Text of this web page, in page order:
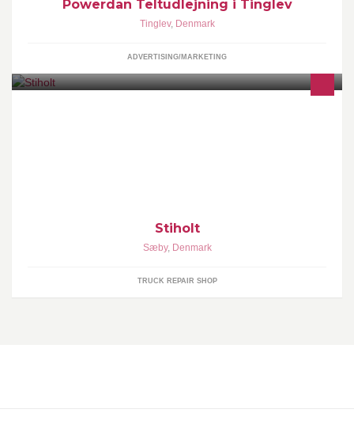
Powerdan Teltudlejning i Tinglev
Tinglev, Denmark
ADVERTISING/MARKETING
Stiholt
Sæby, Denmark
TRUCK REPAIR SHOP